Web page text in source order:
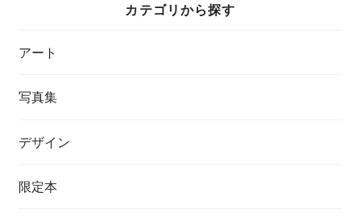
カテゴリから探す
アート
写真集
デザイン
限定本